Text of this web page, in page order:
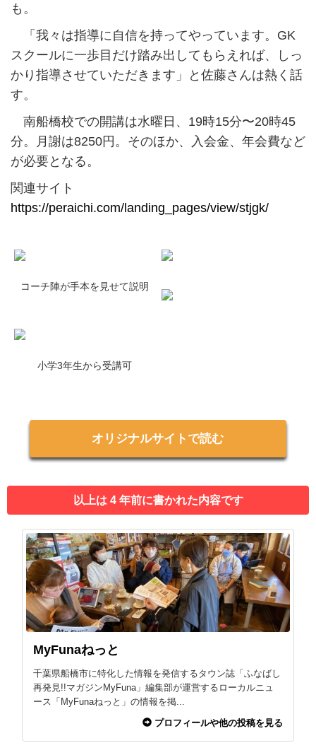
も。
「我々は指導に自信を持ってやっています。GK
スクールに一歩目だけ踏み出してもらえれば、しっ
かり指導させていただきます」と佐藤さんは熱く話
す。
南船橋校での開講は水曜日、19時15分〜20時45
分。月謝は8250円。そのほか、入会金、年会費など
が必要となる。
関連サイト
https://peraichi.com/landing_pages/view/stjgk/
コーチ陣が手本を見せて説明
小学3年生から受講可
オリジナルサイトで読む
以上は 4 年前に書かれた内容です
MyFunaねっと
千葉県船橋市に特化した情報を発信するタウン誌「ふなばし
再発見!!マガジンMyFuna」編集部が運営するローカルニュ
ース「MyFunaねっと」の情報を掲...
プロフィールや他の投稿を見る